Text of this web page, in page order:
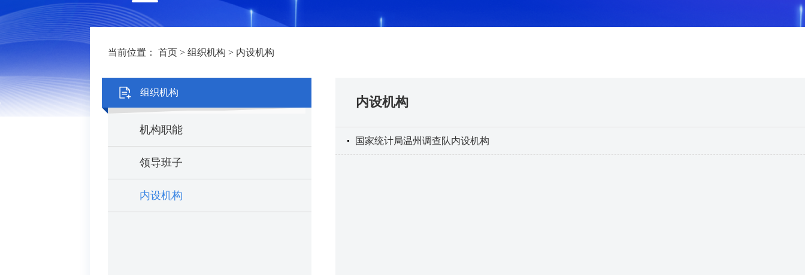
当前位置： 首页 > 组织机构 > 内设机构
组织机构
机构职能
领导班子
内设机构
内设机构
国家统计局温州调查队内设机构